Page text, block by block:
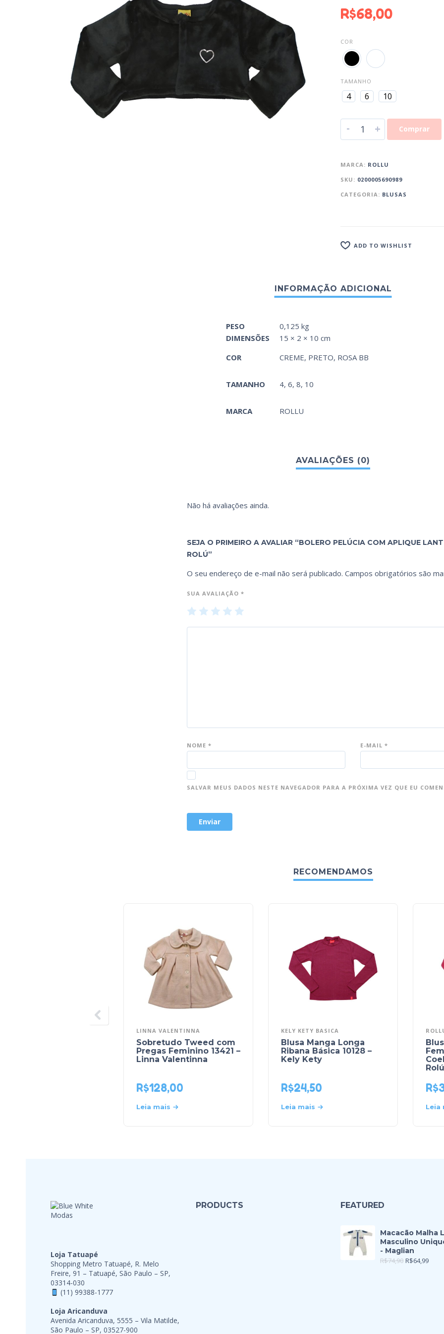
R$68,00
COR
TAMANHO
4 6 10
- + Comprar
MARCA: ROLLU
SKU: 0200005690989
CATEGORIA: BLUSAS
ADD TO WISHLIST
PESO
0,125 kg
DIMENSÕES
15 × 2 × 10 cm
COR
CREME, PRETO, ROSA BB
TAMANHO 4, 6, 8, 10
MARCA ROLLU
Não há avaliações ainda.
SEJA O PRIMEIRO A AVALIAR “BOLERO PELÚCIA COM APLIQUE
ROLÚ”
O seu endereço de e-mail não será publicado. Campos obrigatórios são
SUA AVALIAÇÃO *
1 2 3 4
NOME * E-MAIL *
SALVAR MEUS DADOS NESTE NAVEGADOR PARA A PRÓXIMA VEZ QUE EU
RECOMENDAMOS
LINNA VALENTINNA
Sobretudo Tweed com
Pregas Feminino 13421 –
Linna Valentinna
R$128,00
Leia mais
KELY KETY BASICA
Blusa Manga Longa
Ribana Básica 10128 –
Kely Kety
R$24,50
Leia mais
Rolú
R$
Leia
Loja Tatuapé
Shopping Metro Tatuapé, R. Melo
Freire, 91 – Tatuapé, São Paulo – SP,
03314-030
(11) 99388-1777
Loja Aricanduva
Avenida Aricanduva, 5555 – Vila Matilde,
São Paulo – SP, 03527-900
PRODUCTS FEATURED
Macacão Malha
Masculino
- Maglian
R$74,90 R$64,99